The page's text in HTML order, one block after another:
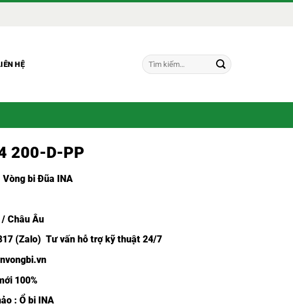
HỆ
Tìm
kiếm:
200-D-PP
Vòng bi Đũa INA
Châu Âu
(Zalo) Tư vấn hỗ trợ kỹ thuật 24/7
100%
: Ổ bi INA